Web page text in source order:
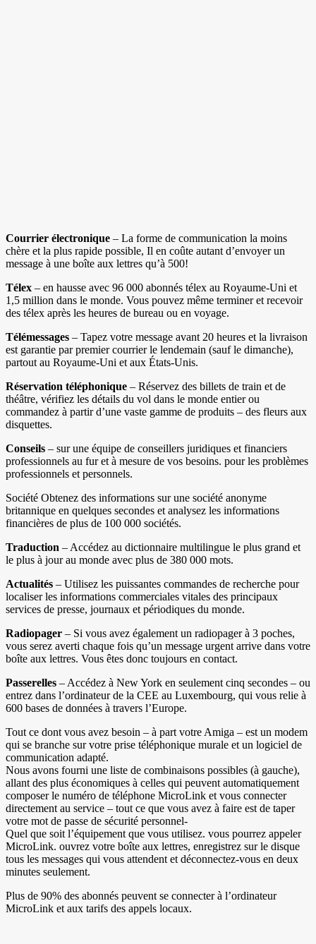
Courrier électronique – La forme de communication la moins
chère et la plus rapide possible, Il en coûte autant d’envoyer un
message à une boîte aux lettres qu’à 500!
Télex – en hausse avec 96 000 abonnés télex au Royaume-Uni et
1,5 million dans le monde. Vous pouvez même terminer et recevoir
des télex après les heures de bureau ou en voyage.
Télémessages – Tapez votre message avant 20 heures et la livraison
est garantie par premier courrier le lendemain (sauf le dimanche),
partout au Royaume-Uni et aux États-Unis.
Réservation téléphonique – Réservez des billets de train et de
théâtre, vérifiez les détails du vol dans le monde entier ou
commandez à partir d’une vaste gamme de produits – des fleurs aux
disquettes.
Conseils – sur une équipe de conseillers juridiques et financiers
professionnels au fur et à mesure de vos besoins. pour les problèmes
professionnels et personnels.
Société Obtenez des informations sur une société anonyme
britannique en quelques secondes et analysez les informations
financières de plus de 100 000 sociétés.
Traduction – Accédez au dictionnaire multilingue le plus grand et
le plus à jour au monde avec plus de 380 000 mots.
Actualités – Utilisez les puissantes commandes de recherche pour
localiser les informations commerciales vitales des principaux
services de presse, journaux et périodiques du monde.
Radiopager – Si vous avez également un radiopager à 3 poches,
vous serez averti chaque fois qu’un message urgent arrive dans votre
boîte aux lettres. Vous êtes donc toujours en contact.
Passerelles – Accédez à New York en seulement cinq secondes – ou
entrez dans l’ordinateur de la CEE au Luxembourg, qui vous relie à
600 bases de données à travers l’Europe.
Tout ce dont vous avez besoin – à part votre Amiga – est un modem
qui se branche sur votre prise téléphonique murale et un logiciel de
communication adapté.
Nous avons fourni une liste de combinaisons possibles (à gauche),
allant des plus économiques à celles qui peuvent automatiquement
composer le numéro de téléphone MicroLink et vous connecter
directement au service – tout ce que vous avez à faire est de taper
votre mot de passe de sécurité personnel-
Quel que soit l’équipement que vous utilisez. vous pourrez appeler
MicroLink. ouvrez votre boîte aux lettres, enregistrez sur le disque
tous les messages qui vous attendent et déconnectez-vous en deux
minutes seulement.
Plus de 90% des abonnés peuvent se connecter à l’ordinateur
MicroLink et aux tarifs des appels locaux.